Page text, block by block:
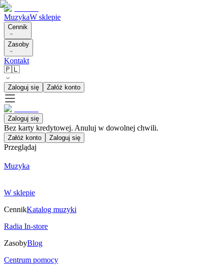
MuzykaW sklepie
Cennik
Zasoby
Kontakt
🇵🇱
Zaloguj się Załóż konto
Zaloguj się
Bez karty kredytowej. Anuluj w dowolnej chwili.
Załóż konto Zaloguj się
Przeglądaj
Muzyka
W sklepie
CennikKatalog muzyki
Radia In-store
ZasobyBlog
Centrum pomocy